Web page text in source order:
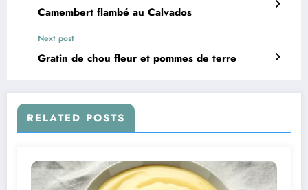
Camembert flambé au Calvados
Next post
Gratin de chou fleur et pommes de terre
RELATED POSTS